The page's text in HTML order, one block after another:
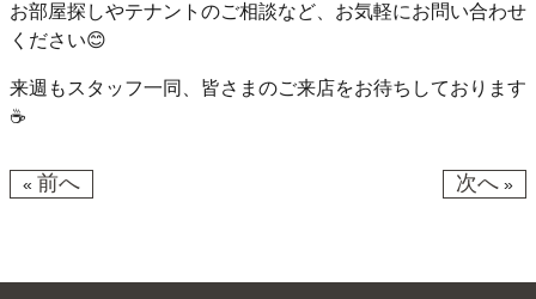
お部屋探しやテナントのご相談など、お気軽にお問い合わせ
ください😊
来週もスタッフ一同、皆さまのご来店をお待ちしております
☕
« 前へ 次へ »